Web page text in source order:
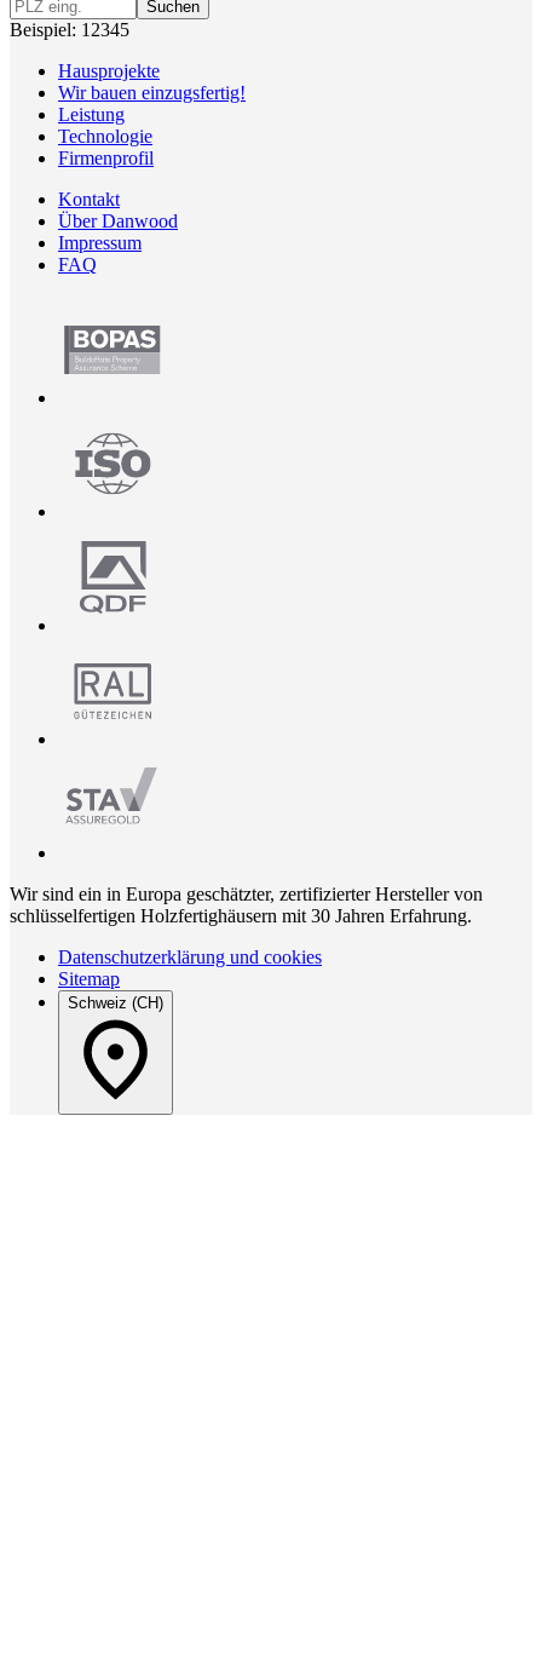
Suchen
Beispiel: 12345
Hausprojekte
Wir bauen einzugsfertig!
Leistung
Technologie
Firmenprofil
Kontakt
Über Danwood
Impressum
FAQ
Wir sind ein in Europa geschätzter, zertifizierter Hersteller von
schlüsselfertigen Holzfertighäusern mit 30 Jahren Erfahrung.
Datenschutzerklärung und cookies
Sitemap
Schweiz (CH)